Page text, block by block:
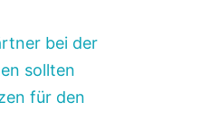
bei der
sollten
für den